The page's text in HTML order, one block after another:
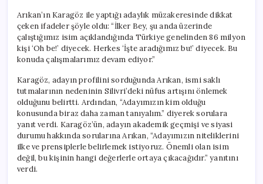
Arıkan’ın Karagöz ile yaptığı adaylık müzakeresinde dikkat
çeken ifadeler şöyle oldu: “İlker Bey, şu anda üzerinde
çalıştığımız isim açıklandığında Türkiye genelinden 86 milyon
kişi ‘Oh be!’ diyecek. Herkes ‘İşte aradığımız bu!’ diyecek. Bu
konuda çalışmalarımız devam ediyor.”
Karagöz, adayın profilini sorduğunda Arıkan, ismi saklı
tutmalarının nedeninin Silivri’deki nüfus artışını önlemek
olduğunu belirtti. Ardından, “Adayımızın kim olduğu
konusunda biraz daha zaman tanıyalım.” diyerek sorulara
yanıt verdi. Karagöz’ün, adayın akademik geçmişi ve siyasi
durumu hakkında sorularına Arıkan, “Adayımızın niteliklerini
ilke ve prensiplerle belirlemek istiyoruz. Önemli olan isim
değil, bu kişinin hangi değerlerle ortaya çıkacağıdır.” yanıtını
verdi.